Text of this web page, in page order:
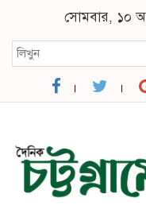
সোমবার, ১০